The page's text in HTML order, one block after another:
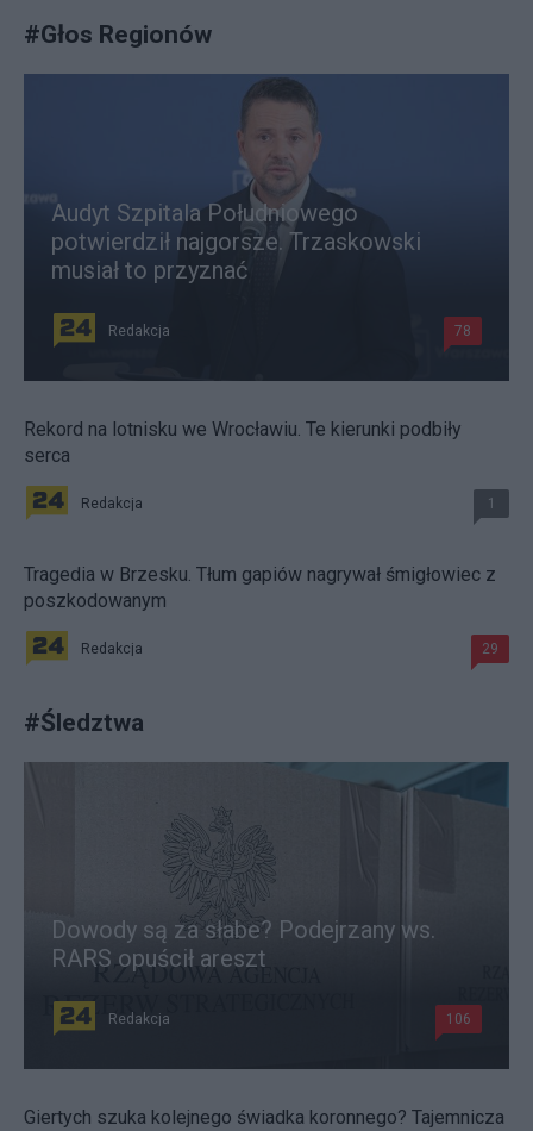
#Głos Regionów
Audyt Szpitala Południowego
potwierdził najgorsze. Trzaskowski
musiał to przyznać
Redakcja 78
Rekord na lotnisku we Wrocławiu. Te kierunki podbiły
serca
Redakcja 1
Tragedia w Brzesku. Tłum gapiów nagrywał śmigłowiec z
poszkodowanym
Redakcja 29
#Śledztwa
Dowody są za słabe? Podejrzany ws.
RARS opuścił areszt
Redakcja 106
Giertych szuka kolejnego świadka koronnego? Tajemnicza